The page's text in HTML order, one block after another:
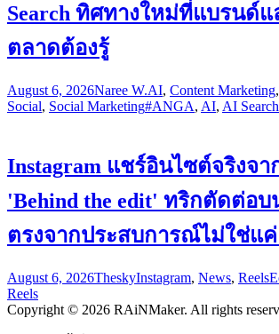
Search ทิศทางใหม่ที่แบรนด์
ตลาดต้องรู้
August 6, 2026Naree W.AI, Content Marketing,
Social, Social Marketing#ANGA, AI, AI Search
Instagram แชร์อินไซต์จริงจา
'Behind the edit' ทริกตัดต่อบ
ตรงจากประสบการณ์ไม่ใช่แ
August 6, 2026TheskyInstagram, News, Reels
Reels
Copyright © 2026 RAiNMaker. All rights